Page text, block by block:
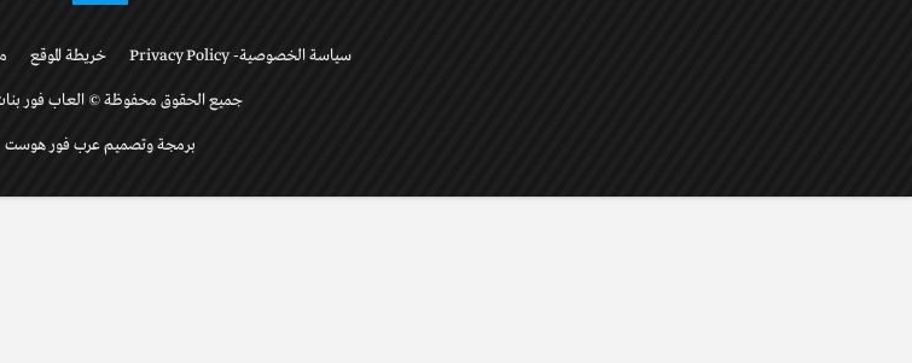
سياسة الخصوصية- Privacy Policy خريطة الموقع
جميع الحقوق محفوظة © العاب فور بنات
برمجة وتصميم عرب فور هوست